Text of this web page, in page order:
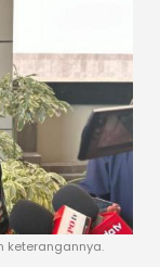
keterangannya.